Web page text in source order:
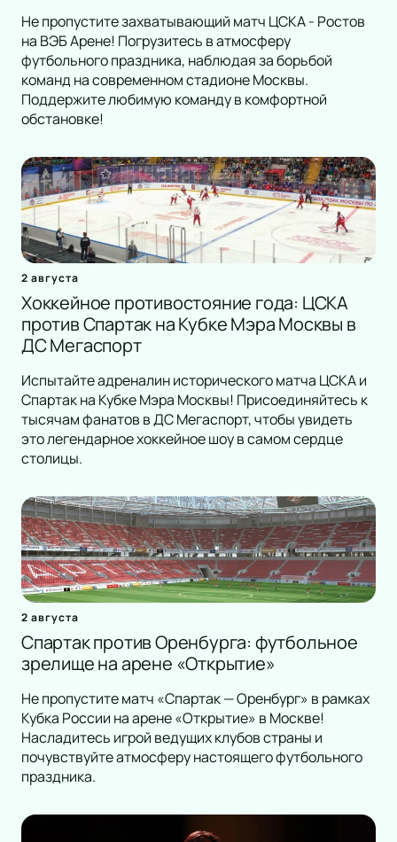
Не пропустите захватывающий матч ЦСКА - Ростов
на ВЭБ Арене! Погрузитесь в атмосферу
футбольного праздника, наблюдая за борьбой
команд на современном стадионе Москвы.
Поддержите любимую команду в комфортной
обстановке!
2 августа
Хоккейное противостояние года: ЦСКА
против Спартак на Кубке Мэра Москвы в
ДС Мегаспорт
Испытайте адреналин исторического матча ЦСКА и
Спартак на Кубке Мэра Москвы! Присоединяйтесь к
тысячам фанатов в ДС Мегаспорт, чтобы увидеть
это легендарное хоккейное шоу в самом сердце
столицы.
2 августа
Спартак против Оренбурга: футбольное
зрелище на арене «Открытие»
Не пропустите матч «Спартак — Оренбург» в рамках
Кубка России на арене «Открытие» в Москве!
Насладитесь игрой ведущих клубов страны и
почувствуйте атмосферу настоящего футбольного
праздника.